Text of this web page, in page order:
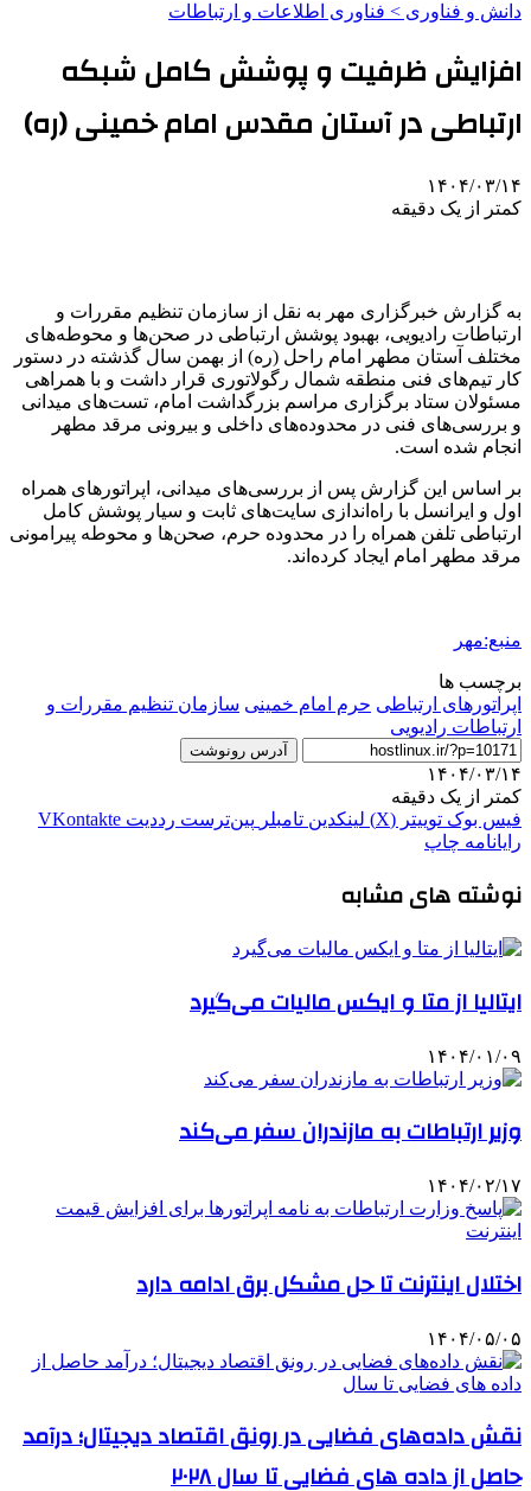
دانش و فناوری > فناوری اطلاعات و ارتباطات
افزایش ظرفیت و پوشش کامل شبکه
ارتباطی در آستان مقدس امام خمینی (ره)
۱۴۰۴/۰۳/۱۴
کمتر از یک دقیقه
به گزارش خبرگزاری مهر به نقل از سازمان تنظیم مقررات و
ارتباطات رادیویی، بهبود پوشش ارتباطی در صحن‌ها و محوطه‌های
مختلف آستان مطهر امام راحل (ره) از بهمن سال گذشته در دستور
کار تیم‌های فنی منطقه شمال رگولاتوری قرار داشت و با همراهی
مسئولان ستاد برگزاری مراسم بزرگداشت امام، تست‌های میدانی
و بررسی‌های فنی در محدوده‌های داخلی و بیرونی مرقد مطهر
انجام شده است.
بر اساس این گزارش پس از بررسی‌های میدانی، اپراتورهای همراه
اول و ایرانسل با راه‌اندازی سایت‌های ثابت و سیار پوشش کامل
ارتباطی تلفن همراه را در محدوده حرم، صحن‌ها و محوطه پیرامونی
مرقد مطهر امام ایجاد کرده‌اند.
منبع:مهر
برچسب ها
اپراتورهای ارتباطی حرم امام خمینی سازمان تنظیم مقررات و
ارتباطات رادیویی
آدرس رونوشت
۱۴۰۴/۰۳/۱۴
کمتر از یک دقیقه
فیس بوک توییتر (X) لینکدین ‫تامبلر ‫پین‌ترست ‫رددیت ‫VKontakte
رایانامه چاپ
نوشته های مشابه
ایتالیا از متا و ایکس مالیات می‌گیرد
۱۴۰۴/۰۱/۰۹
وزیر ارتباطات به مازندران سفر می‌کند
۱۴۰۴/۰۲/۱۷
اختلال اینترنت تا حل مشکل برق ادامه دارد
۱۴۰۴/۰۵/۰۵
نقش داده‌های فضایی در رونق اقتصاد دیجیتال؛ درآمد
حاصل از داده های فضایی تا سال ۲۰۲۸